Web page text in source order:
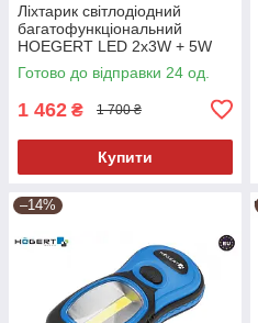
Ліхтарик світлодіодний
багатофункціональний
HOEGERT LED 2x3W + 5W
COB IP54 6400K
акумуляторний з магнітним
Готово до відправки 24 од.
1 462 ₴ 1 700 ₴
Купити
–14%